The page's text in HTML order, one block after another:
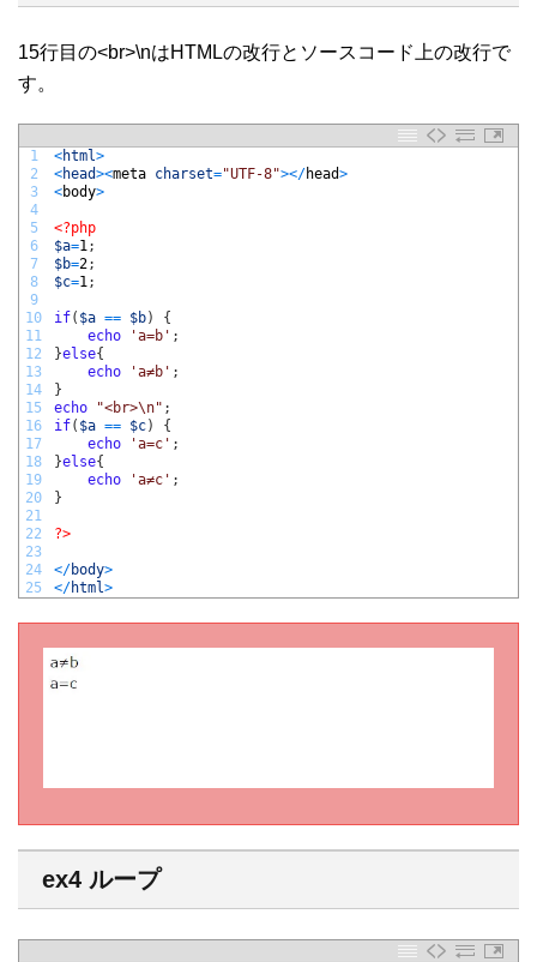
15行目の<br>\nはHTMLの改行とソースコード上の改行で
す。
1
2
3
4
5
6
7
8
9
10
11
12
13
14
15
16
17
18
19
20
21
22
23
24
25
<html>
<head><meta charset="UTF-8"></head>
<body>
<?php
$a=1 ;
$b=2;
$c=1 ;
if( $a == $b)
{
echo
'a=b' ;
}else{
echo
'a≠b' ;
}
echo
"<br>\n" ;
if( $a == $c)
{
echo
'a=c' ;
}else{
echo
'a≠c' ;
}
?>
</body>
</html>
ex4 ループ